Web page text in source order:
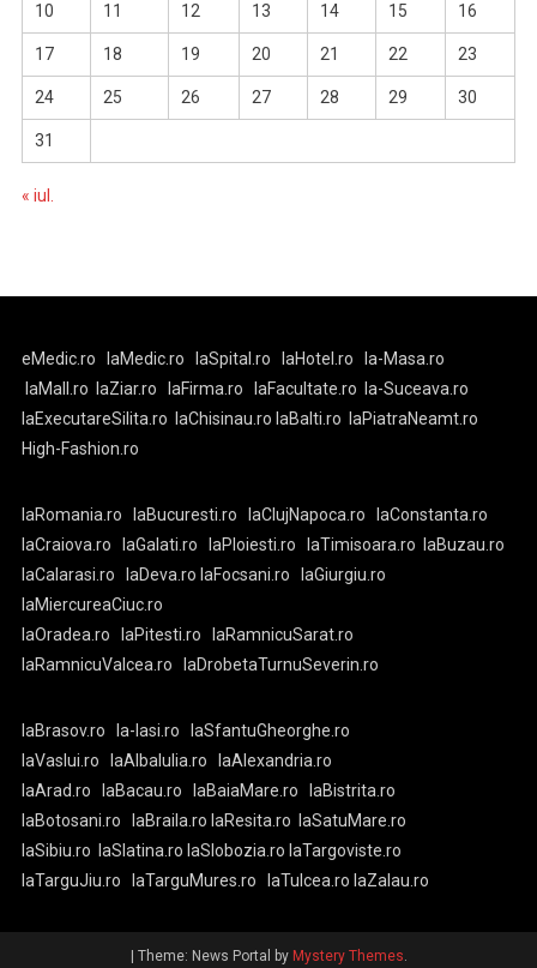
10 11 12 13 14 15 16
17 18 19 20 21 22 23
24 25 26 27 28 29 30
31
« iul.
eMedic.ro laMedic.ro laSpital.ro laHotel.ro
la-Masa.ro
laMall.ro
laZiar.ro laFirma.ro laFacultate.ro
la-Suceava.ro
laExecutareSilita.ro
laChisinau.ro laBalti.ro
laPiatraNeamt.ro
High-Fashion.ro
laRomania.ro laBucuresti.ro laClujNapoca.ro
laConstanta.ro
laCraiova.ro
laGalati.ro laPloiesti.ro laTimisoara.ro
laBuzau.ro
laCalarasi.ro
laDeva.ro laFocsani.ro
laGiurgiu.ro
laMiercureaCiuc.ro
laOradea.ro
laPitesti.ro
laRamnicuSarat.ro
laRamnicuValcea.ro
laDrobetaTurnuSeverin.ro
laBrasov.ro la-Iasi.ro
laSfantuGheorghe.ro
laVaslui.ro
laAlbaIulia.ro
laAlexandria.ro
laArad.ro
laBacau.ro laBaiaMare.ro
laBistrita.ro
laBotosani.ro
laBraila.ro laResita.ro
laSatuMare.ro
laSibiu.ro
laSlatina.ro laSlobozia.ro laTargoviste.ro
laTarguJiu.ro
laTarguMures.ro laTulcea.ro laZalau.ro
Theme: News Portal by Mystery Themes.